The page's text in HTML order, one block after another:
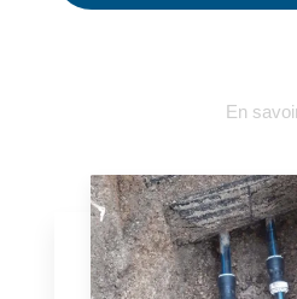
En